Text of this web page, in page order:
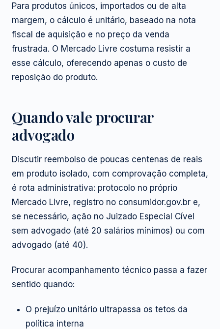
Para produtos únicos, importados ou de alta
margem, o cálculo é unitário, baseado na nota
fiscal de aquisição e no preço da venda
frustrada. O Mercado Livre costuma resistir a
esse cálculo, oferecendo apenas o custo de
reposição do produto.
Quando vale procurar
advogado
Discutir reembolso de poucas centenas de reais
em produto isolado, com comprovação completa,
é rota administrativa: protocolo no próprio
Mercado Livre, registro no consumidor.gov.br e,
se necessário, ação no Juizado Especial Cível
sem advogado (até 20 salários mínimos) ou com
advogado (até 40).
Procurar acompanhamento técnico passa a fazer
sentido quando:
O prejuízo unitário ultrapassa os tetos da
política interna